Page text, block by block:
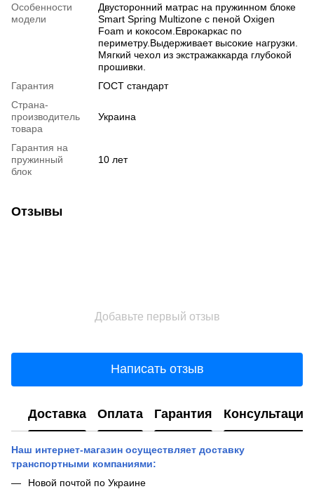
Особенности
модели
Двусторонний матрас на пружинном блоке
Smart Spring Multizone с пеной Oxigen
Foam и кокосом.Еврокаркас по
периметру.Выдерживает высокие нагрузки.
Мягкий чехол из экстражаккарда глубокой
прошивки.
Гарантия
ГОСТ стандарт
Страна-
производитель
товара
Украина
Гарантия на
пружинный
блок
10 лет
Отзывы
Добавьте первый отзыв
Написать отзыв
Доставка Оплата Гарантия Консультация
Наш интернет-магазин осуществляет доставку
транспортными компаниями:
Новой почтой по Украине